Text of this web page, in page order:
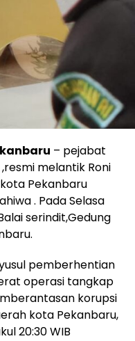
– pejabat
melantik Roni
Pekanbaru
. Pada Selasa
serindit,Gedung
pemberhentian
operasi tangkap
korupsi
kota Pekanbaru,
20:30 WIB